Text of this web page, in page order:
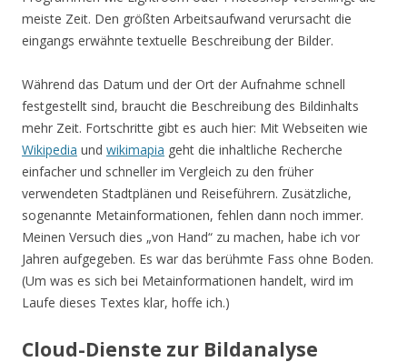
meiste Zeit. Den größten Arbeitsaufwand verursacht die
eingangs erwähnte textuelle Beschreibung der Bilder.
Während das Datum und der Ort der Aufnahme schnell
festgestellt sind, braucht die Beschreibung des Bildinhalts
mehr Zeit. Fortschritte gibt es auch hier: Mit Webseiten wie
Wikipedia und wikimapia geht die inhaltliche Recherche
einfacher und schneller im Vergleich zu den früher
verwendeten Stadtplänen und Reiseführern. Zusätzliche,
sogenannte Metainformationen, fehlen dann noch immer.
Meinen Versuch dies „von Hand“ zu machen, habe ich vor
Jahren aufgegeben. Es war das berühmte Fass ohne Boden.
(Um was es sich bei Metainformationen handelt, wird im
Laufe dieses Textes klar, hoffe ich.)
Cloud-Dienste zur Bildanalyse